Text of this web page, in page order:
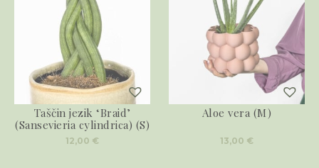
Taščin jezik ‘Braid’
(Sansevieria cylindrica) (S)
12,00 €
Aloe vera (M)
13,00 €